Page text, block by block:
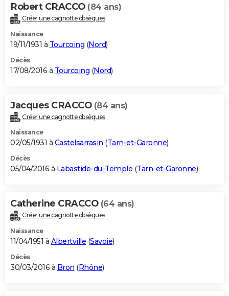
Robert CRACCO (84 ans)
Créer une cagnotte obsèques
Naissance
19/11/1931 à Tourcoing (Nord)
Décès
17/08/2016 à Tourcoing (Nord)
Jacques CRACCO (84 ans)
Créer une cagnotte obsèques
Naissance
02/05/1931 à Castelsarrasin (Tarn-et-Garonne)
Décès
05/04/2016 à Labastide-du-Temple (Tarn-et-Garonne)
Catherine CRACCO (64 ans)
Créer une cagnotte obsèques
Naissance
11/04/1951 à Albertville (Savoie)
Décès
30/03/2016 à Bron (Rhône)